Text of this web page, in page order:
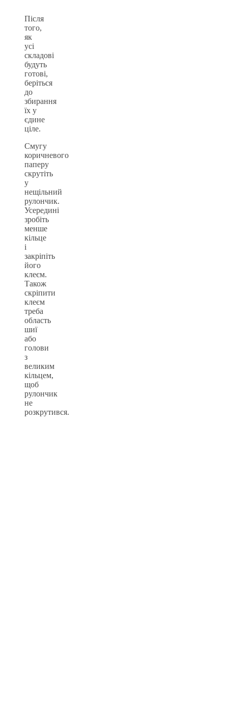
Після
того,
як
усі
складові
будуть
готові,
беріться
до
збирання
їх у
єдине
ціле.
Смугу
коричневого
паперу
скрутіть
у
нещільний
рулончик.
Усередині
зробіть
менше
кільце
і
закріпіть
його
клеєм.
Також
скріпити
клеєм
треба
область
шиї
або
голови
з
великим
кільцем,
щоб
рулончик
не
розкрутився.